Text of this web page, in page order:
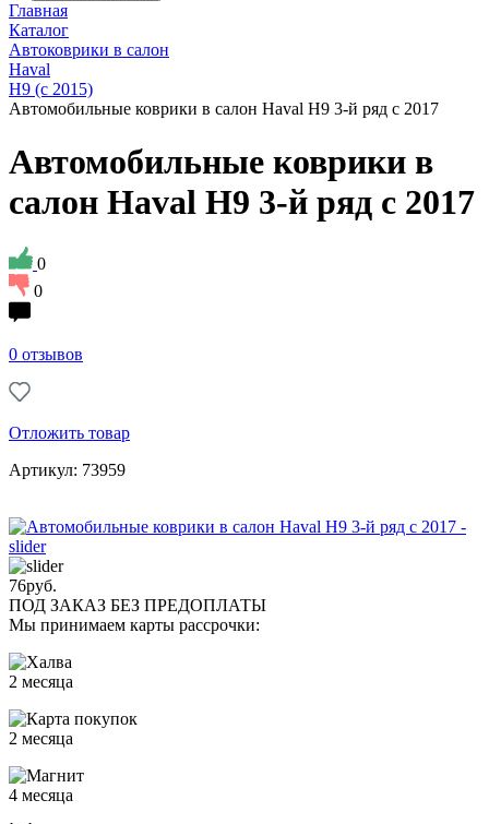
Главная
Каталог
Автоковрики в салон
Haval
H9 (с 2015)
Автомобильные коврики в салон Haval Н9 3-й ряд с 2017
Автомобильные коврики в
салон Haval Н9 3-й ряд с 2017
0
0
0 отзывов
Отложить товар
Артикул: 73959
76руб.
ПОД ЗАКАЗ БЕЗ ПРЕДОПЛАТЫ
Мы принимаем карты рассрочки:
2 месяца
2 месяца
4 месяца